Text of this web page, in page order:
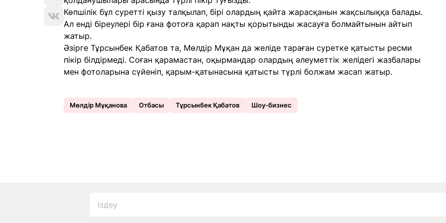
Көпшілік бұл суретті қызу талқылап, бірі олардың қайта жарасқанын жақсылыққа балады.
Ал енді біреулері бір ғана фотоға қарап нақты қорытынды жасауға болмайтынын айтып
жатыр.
Әзірге Тұрсынбек Қабатов та, Мөлдір Мұқан да желіде тараған суретке қатысты ресми
пікір білдірмеді. Соған қарамастан, оқырмандар олардың әлеуметтік желідегі жазбалары
мен фотоларына сүйеніп, қарым-қатынасына қатысты түрлі болжам жасап жатыр.
Мөлдір Мұқанова Отбасы Тұрсынбек Қабатов Шоу-бизнес